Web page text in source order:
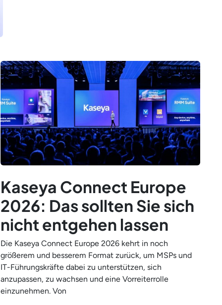
Kaseya Connect Europe
2026: Das sollten Sie sich
nicht entgehen lassen
Die Kaseya Connect Europe 2026 kehrt in noch
größerem und besserem Format zurück, um MSPs und
IT-Führungskräfte dabei zu unterstützen, sich
anzupassen, zu wachsen und eine Vorreiterrolle
einzunehmen. Von